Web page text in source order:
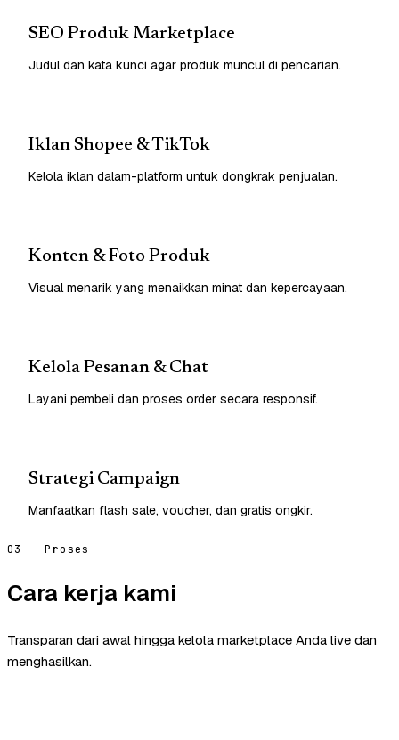
SEO Produk Marketplace
Judul dan kata kunci agar produk muncul di pencarian.
Iklan Shopee & TikTok
Kelola iklan dalam-platform untuk dongkrak penjualan.
Konten & Foto Produk
Visual menarik yang menaikkan minat dan kepercayaan.
Kelola Pesanan & Chat
Layani pembeli dan proses order secara responsif.
Strategi Campaign
Manfaatkan flash sale, voucher, dan gratis ongkir.
03 — Proses
Cara kerja kami
Transparan dari awal hingga kelola marketplace Anda live dan
menghasilkan.